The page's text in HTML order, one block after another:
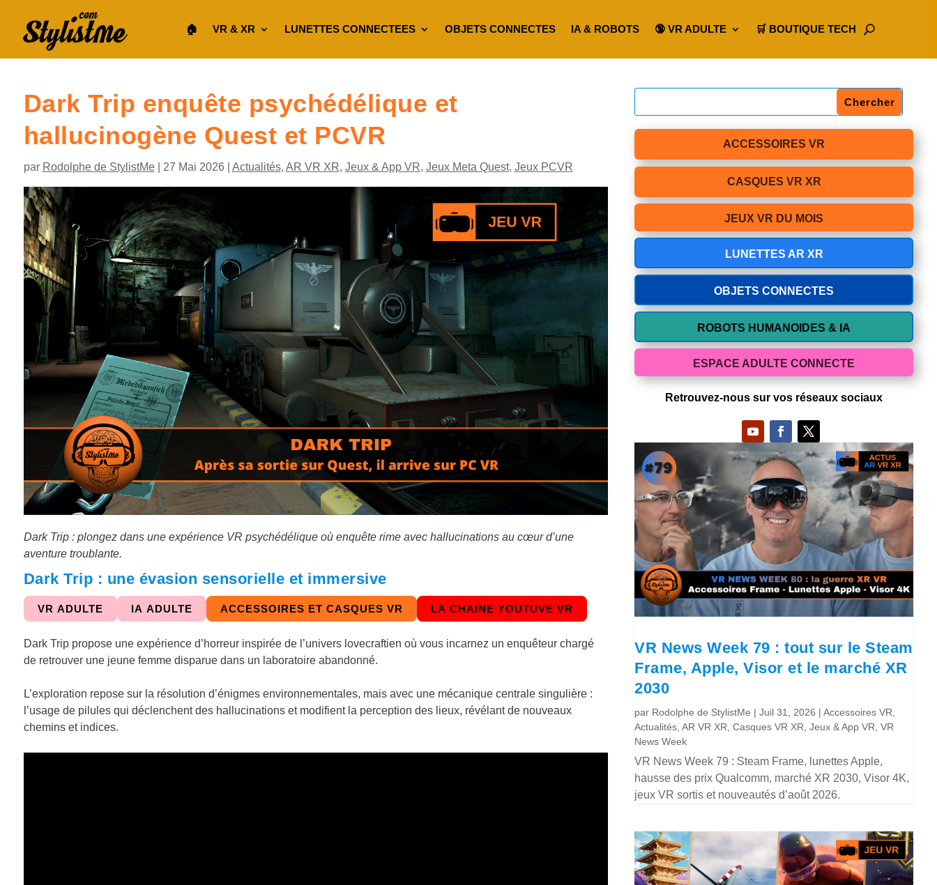
🏠︎ VR & XR LUNETTES CONNECTEES OBJETS CONNECTES IA & ROBOTS 🔞 VR ADULTE 🛒 BOUTIQUE TECH
Dark Trip enquête psychédélique et
hallucinogène Quest et PCVR
par Rodolphe de StylistMe| 27 Mai 2026 Actualités, AR VR XR, Jeux & App VR, Jeux Meta Quest, Jeux PCVR
Dark Trip : plongez dans une expérience VR psychédélique où enquête rime avec hallucinations au cœur d’une
aventure troublante.
Dark Trip : une évasion sensorielle et immersive
VR ADULTE IA ADULTE ACCESSOIRES ET CASQUES VR LA CHAINE YOUTUVE VR
Dark Trip propose une expérience d’horreur inspirée de l’univers lovecraftien où vous incarnez un enquêteur chargé
de retrouver une jeune femme disparue dans un laboratoire abandonné.
L’exploration repose sur la résolution d’énigmes environnementales, mais avec une mécanique centrale singulière :
l’usage de pilules qui déclenchent des hallucinations et modifient la perception des lieux, révélant de nouveaux
chemins et indices.
ACCESSOIRES VR
CASQUES VR XR
JEUX VR DU MOIS
LUNETTES AR XR
OBJETS CONNECTES
ROBOTS HUMANOIDES & IA
ESPACE ADULTE CONNECTE
Retrouvez-nous sur vos réseaux sociaux
VR News Week 79 : tout sur le Steam
Frame, Apple, Visor et le marché XR
2030
par Rodolphe de StylistMe |Juil 31, 2026 |Accessoires VR
Actualités ,AR VR XR ,Casques VR XR ,Jeux & App VR ,VR
News Week
VR News Week 79 : Steam Frame, lunettes Apple,
hausse des prix Qualcomm, marché XR 2030, Visor 4K,
jeux VR sortis et nouveautés d’août 2026.